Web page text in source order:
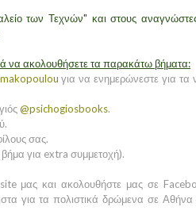
των Τεχνών" και στους
να ακολουθήσετε τα παρακάτω βήματα:
για να ενημερώνεστε για τα
@psichogiosbooks.
σας.
για extra συμμετοχή).
μας και ακολουθήστε μας σε
για τα πολιστικά δρώμενα σε Αθήνα